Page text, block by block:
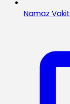
Namaz